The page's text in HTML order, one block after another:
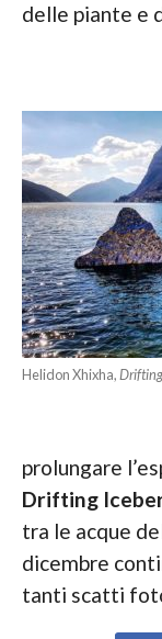
delle piante e
Helidon Xhixha,
prolungare
Drifting
tra le acque
dicembre
tanti scatti